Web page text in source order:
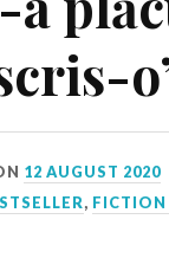
12 AUGUST 2020
,